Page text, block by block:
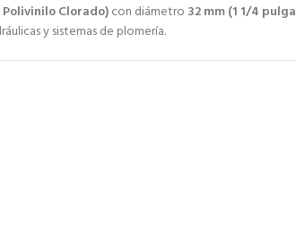
Polivinilo Clorado)con diámetro 32 mm (1 1/4
y sistemas de plomería.